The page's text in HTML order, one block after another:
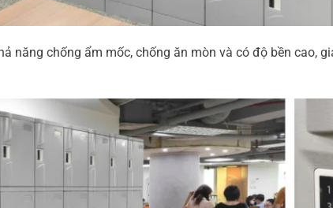
năng chống ẩm mốc, chống ăn mòn và có độ bền cao,